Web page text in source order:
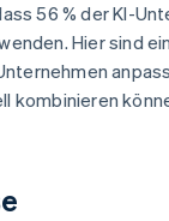
56 % der KI-
Hier sind
kombinieren